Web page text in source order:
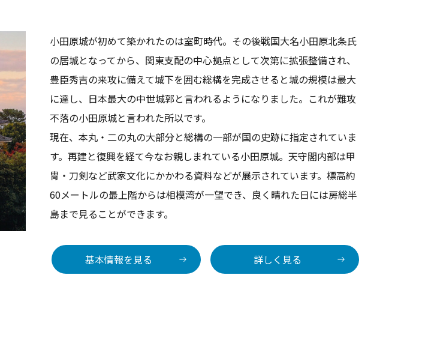
小田原城が初めて築かれたのは室町時代。その後戦国大名小田原北条氏
の居城となってから、関東支配の中心拠点として次第に拡張整備され、
豊臣秀吉の来攻に備えて城下を囲む総構を完成させると城の規模は最大
に達し、日本最大の中世城郭と言われるようになりました。これが難攻
不落の小田原城と言われた所以です。
現在、本丸・二の丸の大部分と総構の一部が国の史跡に指定されていま
す。再建と復興を経て今なお親しまれている小田原城。天守閣内部は甲
冑・刀剣など武家文化にかかわる資料などが展示されています。標高約
60メートルの最上階からは相模湾が一望でき、良く晴れた日には房総半
島まで見ることができます。
基本情報を見る 詳しく見る